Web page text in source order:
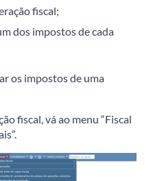
fiscal;
dos impostos de cada
os impostos de uma
fiscal, vá ao menu “Fiscal